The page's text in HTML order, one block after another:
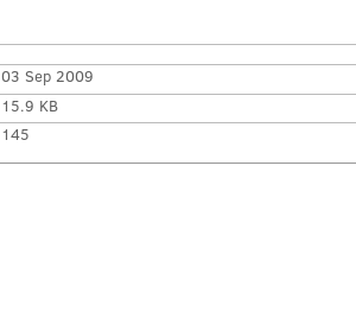
03 Sep 2009
15.9 KB
145